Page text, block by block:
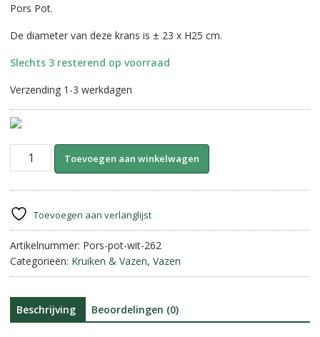
was:
Pors Pot.
De diameter van deze krans is ± 23 x H25 cm.
Slechts 3 resterend op voorraad
Verzending 1-3 werkdagen
||
25
cm
aantal
Toevoegen aan winkelwagen
n
i
:
Toevoegen aan verlanglijst
Artikelnummer: Pors-pot-wit-262
Categorieën: Kruiken & Vazen, Vazen
Beschrijving Beoordelingen (0)